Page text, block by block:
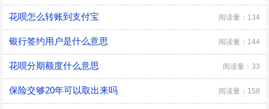
花呗怎么转账到支付宝 阅读量：134
银行签约用户是什么意思 阅读量：144
花呗分期额度什么意思 阅读量：33
保险交够20年可以取出来吗 阅读量：158